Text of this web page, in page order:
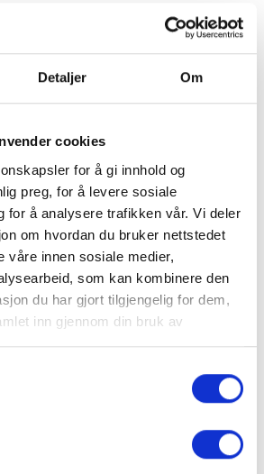
Detaljer Om
cookies
for å gi innhold og
preg, for å levere sosiale
for å analysere trafikken vår. Vi deler
om hvordan du bruker nettstedet
våre innen sosiale medier,
som kan kombinere den
du har gjort tilgjengelig for dem,
inn gjennom din bruk av
soverom med 40 sengeplasser, 10
madrasser
scene og over 150 klappstoler.
sovesal
kjøkkenet
med tilhørende
med bålplass, huskestativ og
aktiviteter i nærområdet,
så bidrar vi gjerne med vår
å opprette kontakt med